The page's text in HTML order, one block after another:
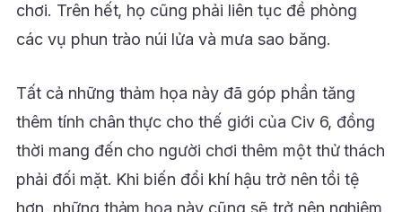
chơi. Trên hết, họ cũng phải liên tục đề phòng
các vụ phun trào núi lửa và mưa sao băng.
Tất cả những thảm họa này đã góp phần tăng
thêm tính chân thực cho thế giới của Civ 6, đồng
thời mang đến cho người chơi thêm một thử thách
phải đối mặt. Khi biến đổi khí hậu trở nên tồi tệ
hơn, những thảm họa này cũng sẽ trở nên nghiêm